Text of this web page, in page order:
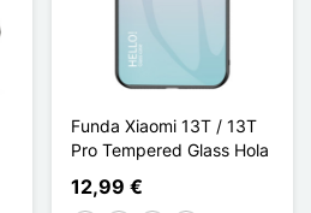
Funda Xiaomi 13T / 13T
Pro Tempered Glass Hola
12,99 €